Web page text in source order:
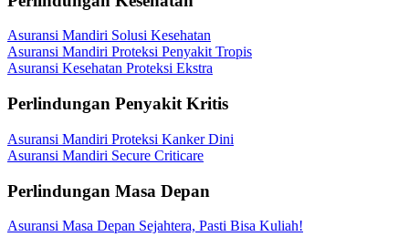
Asuransi Mandiri Solusi Kesehatan
Asuransi Mandiri Proteksi Penyakit Tropis
Asuransi Kesehatan Proteksi Ekstra
Perlindungan Penyakit Kritis
Asuransi Mandiri Proteksi Kanker Dini
Asuransi Mandiri Secure Criticare
Perlindungan Masa Depan
Asuransi Masa Depan Sejahtera, Pasti Bisa Kuliah!